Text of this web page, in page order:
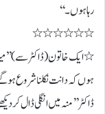
رہا ہوں۔‘‘
٭٭٭٭٭٭
٭ ایک خاتون ( ڈاکٹر سے) ’’
ہوں کہ دانت نکلنا شروع
ڈاکٹر ’’ منہ میں انگلی ڈال کر